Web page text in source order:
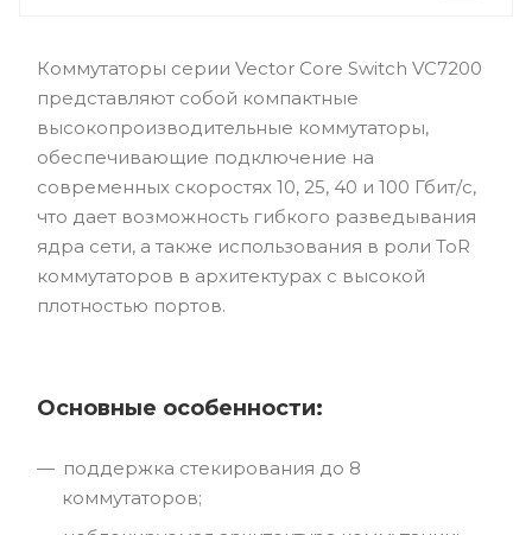
Коммутаторы серии Vector Core Switch VC7200
представляют собой компактные
высокопроизводительные коммутаторы,
обеспечивающие подключение на
современных скоростях 10, 25, 40 и 100 Гбит/с,
что дает возможность гибкого разведывания
ядра сети, а также использования в роли ToR
коммутаторов в архитектурах с высокой
плотностью портов.
Основные особенности:
поддержка стекирования до 8
коммутаторов;